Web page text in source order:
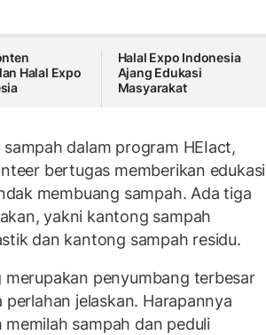
Halal Expo
Halal Expo Indonesia
Ajang Edukasi
Masyarakat
dalam program HEIact,
bertugas memberikan edukasi
membuang sampah. Ada tiga
yakni kantong sampah
dan kantong sampah residu.
penyumbang terbesar
jelaskan. Harapannya
sampah dan peduli